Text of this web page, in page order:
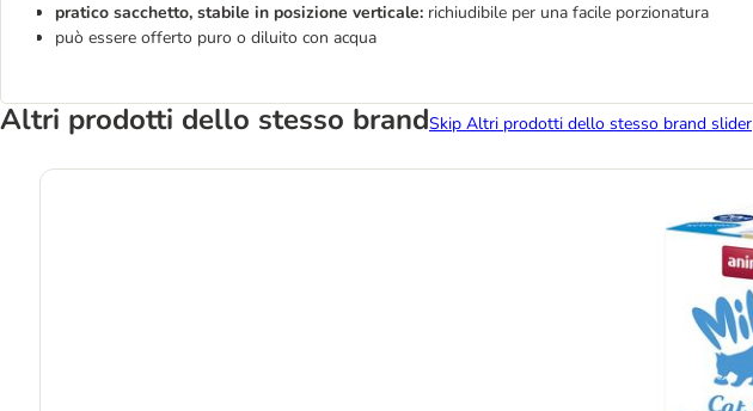
pratico sacchetto, stabile in posizione verticale: richiudibile per una facile porzionatura
può essere offerto puro o diluito con acqua
Altri prodotti dello stesso brandSkip Altri prodotti dello stesso brand slider